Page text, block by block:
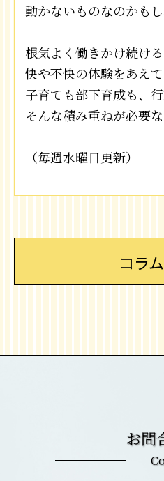
動かないものなのかもし
根気よく働きかけ続け
快や不快の体験をあえ
子育ても部下育成も、
そんな積み重ねが必要な
（毎週水曜日更新）
コラ
お問